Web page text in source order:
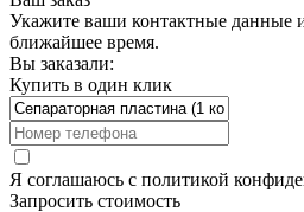
Укажите ваши контактные данные
ближайшее время.
Вы заказали:
Купить в один клик
Я соглашаюсь с политикой
Запросить стоимость